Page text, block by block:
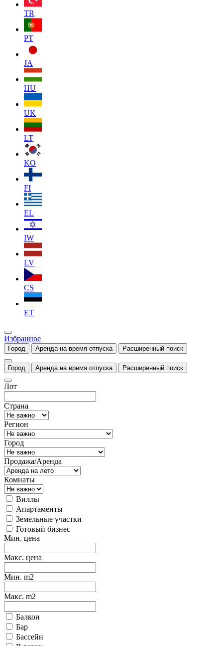
TR
PT
JA
HU
UK
LT
KO
FI
EL
IW
LV
CS
ET
Избранное
Город Аренда на время отпуска Расширенный поиск
Город Аренда на время отпуска Расширенный поиск
Лот
Страна
Регион
Город
Продажа/Аренда
Комнаты
Виллы
Апартаменты
Земельные участки
Готовый бизнес
Мин. цена
Макс. цена
Мин. m2
Макс. m2
Балкон
Бар
Бассейн